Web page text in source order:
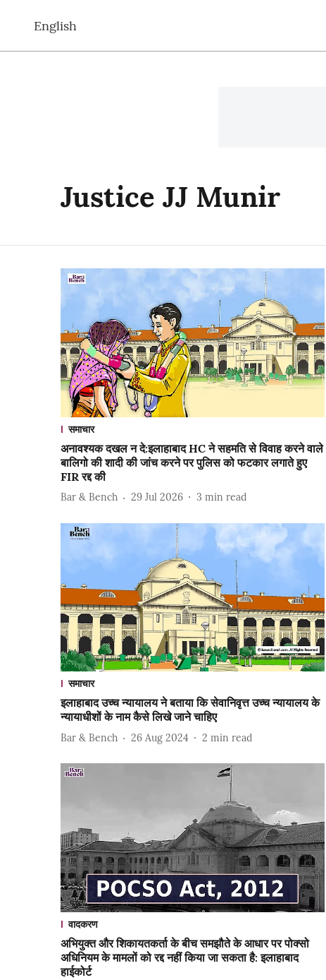
English
Justice JJ Munir
समाचार
अनावश्यक दखल न दे:इलाहाबाद HC ने सहमति से विवाह करने वाले
बालिगो की शादी की जांच करने पर पुलिस को फटकार लगाते हुए
FIR रद्द की
Bar & Bench 29 Jul 2026 3 min read
समाचार
इलाहाबाद उच्च न्यायालय ने बताया कि सेवानिवृत्त उच्च न्यायालय के
न्यायाधीशों के नाम कैसे लिखे जाने चाहिए
Bar & Bench 26 Aug 2024 2 min read
वादकरण
अभियुक्त और शिकायतकर्ता के बीच समझौते के आधार पर पोक्सो
अधिनियम के मामलों को रद्द नहीं किया जा सकता है: इलाहाबाद
हाईकोर्ट